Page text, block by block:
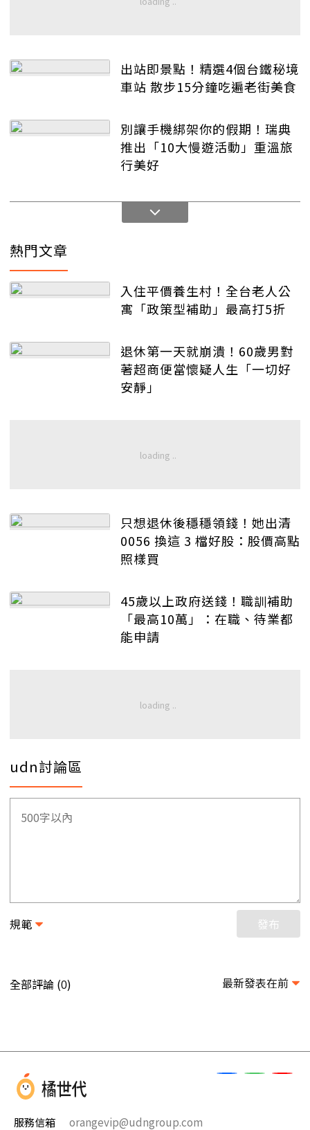
出站即景點！精選4個台鐵秘境
車站 散步15分鐘吃遍老街美食
別讓手機綁架你的假期！瑞典
推出「10大慢遊活動」重溫旅
行美好
熱門文章
入住平價養生村！全台老人公
寓「政策型補助」最高打5折
退休第一天就崩潰！60歲男對
著超商便當懷疑人生「一切好
安靜」
只想退休後穩穩領錢！她出清
0056 換這 3 檔好股：股價高點
照樣買
45歲以上政府送錢！職訓補助
「最高10萬」：在職、待業都
能申請
udn討論區
規範 發布
全部評論 (0) 最新發表在前
服務信箱 orangevip@udngroup.com